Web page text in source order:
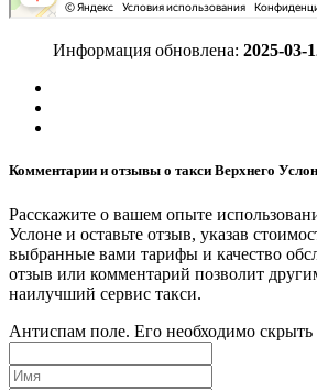
Информация обновлена: 2025-03-
Комментарии и отзывы о такси Верхнего
Расскажите о вашем опыте
Услоне и оставьте отзыв, указав
выбранные вами тарифы и качество
отзыв или комментарий позволит
наилучший сервис такси.
Антиспам поле. Его необходимо скрыть